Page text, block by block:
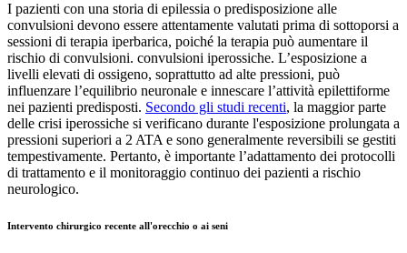
I pazienti con una storia di epilessia o predisposizione alle
convulsioni devono essere attentamente valutati prima di sottoporsi a
sessioni di terapia iperbarica, poiché la terapia può aumentare il
rischio di convulsioni. convulsioni iperossiche. L’esposizione a
livelli elevati di ossigeno, soprattutto ad alte pressioni, può
influenzare l’equilibrio neuronale e innescare l’attività epilettiforme
nei pazienti predisposti. Secondo gli studi recenti, la maggior parte
delle crisi iperossiche si verificano durante l'esposizione prolungata a
pressioni superiori a 2 ATA e sono generalmente reversibili se gestiti
tempestivamente. Pertanto, è importante l’adattamento dei protocolli
di trattamento e il monitoraggio continuo dei pazienti a rischio
neurologico.
Intervento chirurgico recente all'orecchio o ai seni